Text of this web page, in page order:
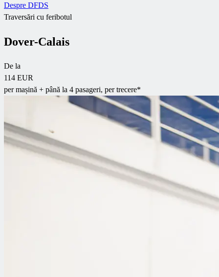
Despre DFDS
Traversări cu feribotul
Dover-Calais
De la
114 EUR
per mașină + până la 4 pasageri, per trecere*